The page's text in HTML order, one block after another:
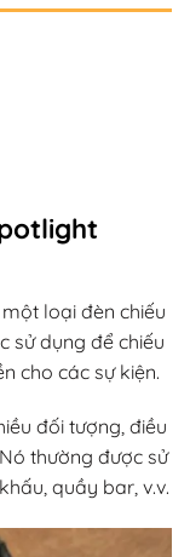
loại đèn chiếu
sử dụng để chiếu
cho các sự kiện.
đối tượng, điều
thường được sử
quầy bar, v.v.